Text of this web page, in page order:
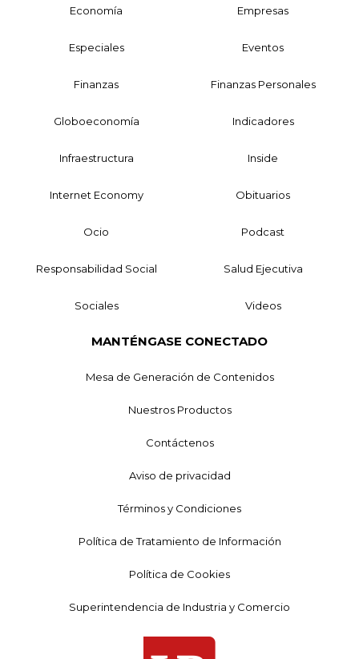
Economía Empresas
Especiales Eventos
Finanzas Finanzas Personales
Globoeconomía Indicadores
Infraestructura Inside
Internet Economy Obituarios
Ocio Podcast
Responsabilidad Social Salud Ejecutiva
Sociales Videos
MANTÉNGASE CONECTADO
Mesa de Generación de Contenidos
Nuestros Productos
Contáctenos
Aviso de privacidad
Términos y Condiciones
Política de Tratamiento de Información
Política de Cookies
Superintendencia de Industria y Comercio